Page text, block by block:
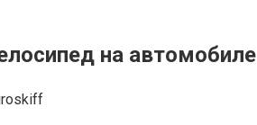
на автомобиле